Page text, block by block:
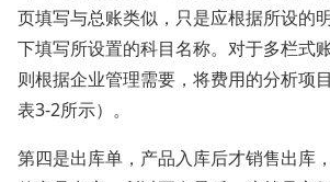
页填写与总账类似，只是应根据所设的
下填写所设置的科目名称。对于多栏式
则根据企业管理需要，将费用的分析项
表3-2所示）。
第四是出库单，产品入库后才销售出库